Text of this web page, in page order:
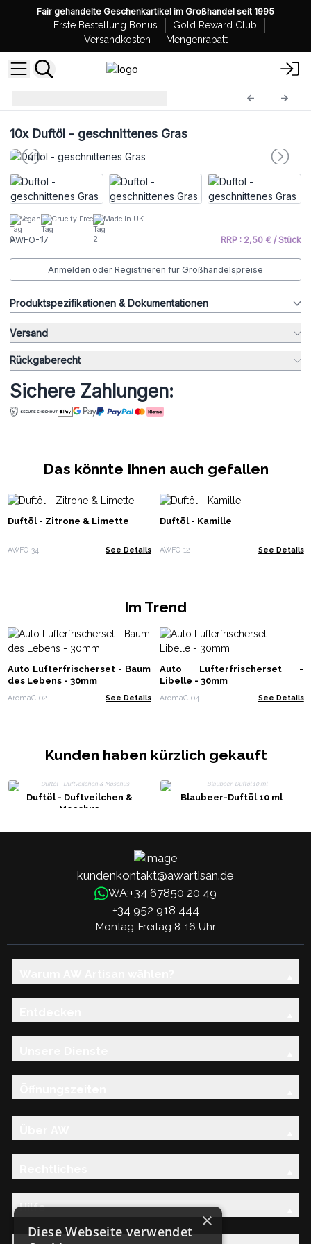
Fair gehandelte Geschenkartikel im Großhandel seit 1995
Erste Bestellung Bonus
Gold Reward Club
Versandkosten
Mengenrabatt
10xDuftöl - geschnittenes Gras
Vegan Cruelty Free Made In UK
AWFO-17 RRP : 2,50 € / Stück
Anmelden oder Registrieren für Großhandelspreise
Produktspezifikationen & Dokumentationen
Versand
Rückgaberecht
Sichere Zahlungen:
Das könnte Ihnen auch gefallen
Duftöl - Zitrone & Limette
AWFO-34 See Details
Duftöl - Kamille
AWFO-12 See Details
Im Trend
Auto Lufterfrischerset - Baum
des Lebens - 30mm
AromaC-02 See Details
Auto Lufterfrischerset -
Libelle - 30mm
AromaC-04 See Details
Kunden haben kürzlich gekauft
Duftöl - Duftveilchen &
Moschus
Blaubeer-Duftöl 10 ml
kundenkontakt@awartisan.de
WA:+34 67850 20 49
+34 952 918 444
Montag-Freitag 8-16 Uhr
Hilfe
×
Diese Webseite verwendet